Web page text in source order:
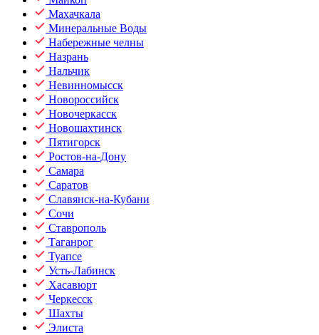
Махачкала
Минеральные Воды
Набережные челны
Назрань
Нальчик
Невинномысск
Новороссийск
Новочеркасск
Новошахтинск
Пятигорск
Ростов-на-Дону
Самара
Саратов
Славянск-на-Кубани
Сочи
Ставрополь
Таганрог
Туапсе
Усть-Лабинск
Хасавюрт
Черкесск
Шахты
Элиста